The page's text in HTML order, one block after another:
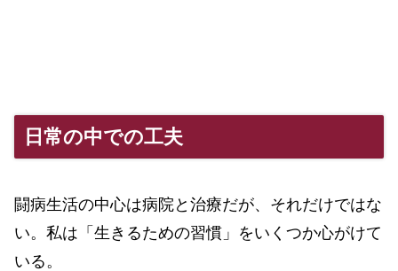
日常の中での工夫
闘病生活の中心は病院と治療だが、それだけではな
い。私は「生きるための習慣」をいくつか心がけて
いる。